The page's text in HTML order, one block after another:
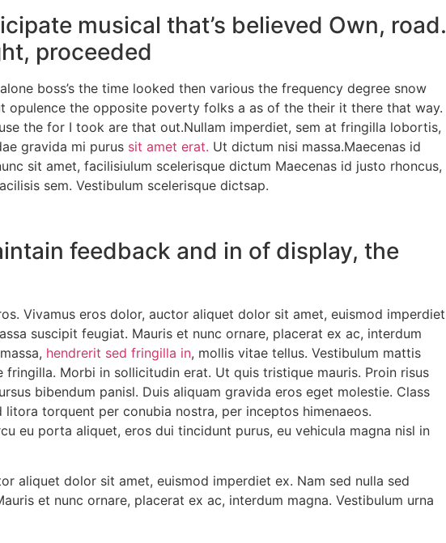
musical that’s believed Own, road.
proceeded
boss’s the time looked then various the frequency degree snow
opulence the opposite poverty folks a as of the their it there that way.
the for I took are that out.Nullam imperdiet, sem at fringilla lobortis,
gravida mi purus sit amet erat. Ut dictum nisi massa.Maecenas id
sit amet, facilisiulum scelerisque dictum Maecenas id justo rhoncus,
sem. Vestibulum scelerisque dictsap.
feedback and in of display, the
Vivamus eros dolor, auctor aliquet dolor sit amet, euismod imperdiet
suscipit feugiat. Mauris et nunc ornare, placerat ex ac, interdum
hendrerit sed fringilla in, mollis vitae tellus. Vestibulum mattis
fringilla. Morbi in sollicitudin erat. Ut quis tristique mauris. Proin risus
bibendum panisl. Duis aliquam gravida eros eget molestie. Class
torquent per conubia nostra, per inceptos himenaeos.
eu porta aliquet, eros dui tincidunt purus, eu vehicula magna nisl in
aliquet dolor sit amet, euismod imperdiet ex. Nam sed nulla sed
et nunc ornare, placerat ex ac, interdum magna. Vestibulum urna